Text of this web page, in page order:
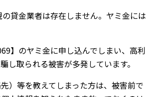
貸金業者は存在しません。ヤミ金には
】のヤミ金に申し込んでしまい、高利
し取られる被害が多発しています。
）等を教えてしまった方は、被害前で